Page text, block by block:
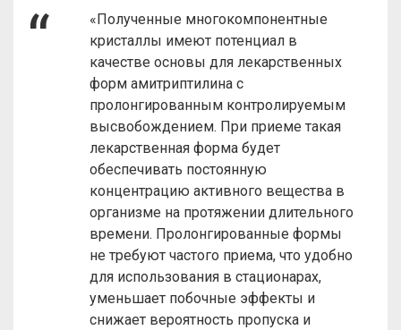
«Полученные многокомпонентные
кристаллы имеют потенциал в
качестве основы для лекарственных
форм амитриптилина с
пролонгированным контролируемым
высвобождением. При приеме такая
лекарственная форма будет
обеспечивать постоянную
концентрацию активного вещества в
организме на протяжении длительного
времени. Пролонгированные формы
не требуют частого приема, что удобно
для использования в стационарах,
уменьшает побочные эффекты и
снижает вероятность пропуска и